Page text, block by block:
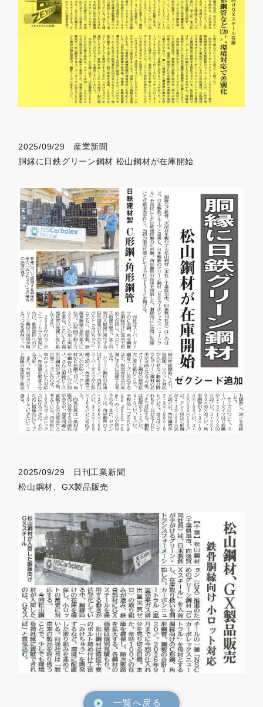
2025/09/29 産業新聞
胴縁に日鉄グリーン鋼材 松山鋼材が在庫開始
2025/09/29 日刊工業新聞
松山鋼材、GX製品販売
一覧へ戻る